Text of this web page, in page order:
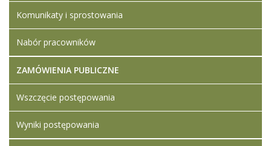
Komunikaty i sprostowania
Nabór pracowników
ZAMÓWIENIA PUBLICZNE
Wszczęcie postępowania
Wyniki postępowania